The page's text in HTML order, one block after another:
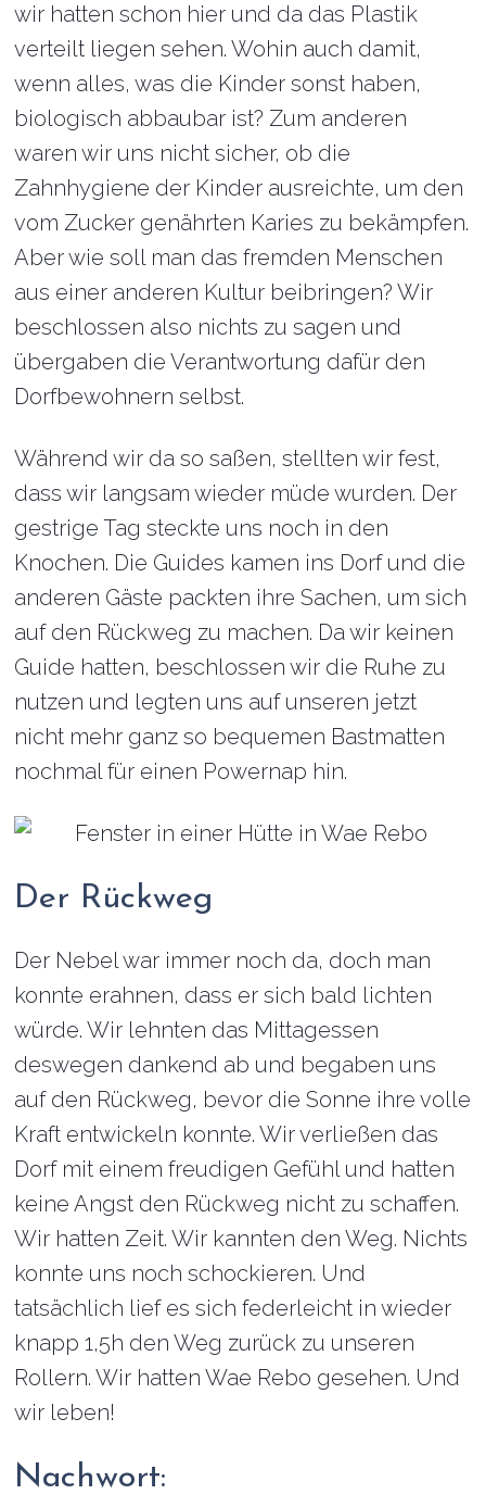
wir hatten schon hier und da das Plastik
verteilt liegen sehen. Wohin auch damit,
wenn alles, was die Kinder sonst haben,
biologisch abbaubar ist? Zum anderen
waren wir uns nicht sicher, ob die
Zahnhygiene der Kinder ausreichte, um den
vom Zucker genährten Karies zu bekämpfen.
Aber wie soll man das fremden Menschen
aus einer anderen Kultur beibringen? Wir
beschlossen also nichts zu sagen und
übergaben die Verantwortung dafür den
Dorfbewohnern selbst.
Während wir da so saßen, stellten wir fest,
dass wir langsam wieder müde wurden. Der
gestrige Tag steckte uns noch in den
Knochen. Die Guides kamen ins Dorf und die
anderen Gäste packten ihre Sachen, um sich
auf den Rückweg zu machen. Da wir keinen
Guide hatten, beschlossen wir die Ruhe zu
nutzen und legten uns auf unseren jetzt
nicht mehr ganz so bequemen Bastmatten
nochmal für einen Powernap hin.
Der Rückweg
Der Nebel war immer noch da, doch man
konnte erahnen, dass er sich bald lichten
würde. Wir lehnten das Mittagessen
deswegen dankend ab und begaben uns
auf den Rückweg, bevor die Sonne ihre volle
Kraft entwickeln konnte. Wir verließen das
Dorf mit einem freudigen Gefühl und hatten
keine Angst den Rückweg nicht zu schaffen.
Wir hatten Zeit. Wir kannten den Weg. Nichts
konnte uns noch schockieren. Und
tatsächlich lief es sich federleicht in wieder
knapp 1,5h den Weg zurück zu unseren
Rollern. Wir hatten Wae Rebo gesehen. Und
wir leben!
Nachwort: